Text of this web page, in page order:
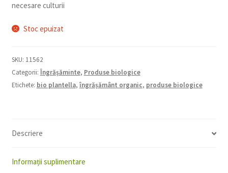
necesare culturii
Stoc epuizat
SKU: 11562
Categorii: Îngrășăminte, Produse biologice
Etichete: bio plantella,îngrășământ organic, produse biologice
Descriere
Informații suplimentare